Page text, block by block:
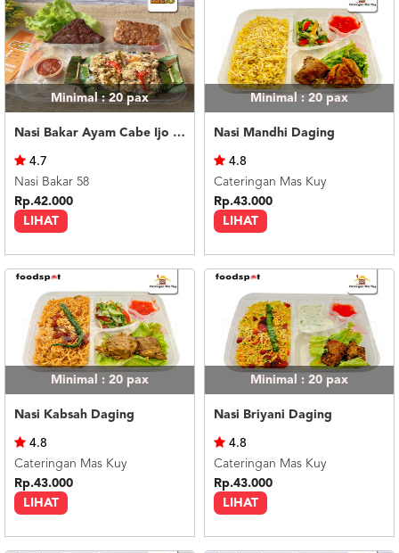
Minimal : 20pax
Nasi Bakar Ayam Cabe Ijo + Tahu Tempe
LIHAT
4.7
Nasi Bakar 58
Rp.42.000
Minimal : 20pax
Nasi Mandhi Daging
LIHAT
4.8
Cateringan Mas Kuy
Rp.43.000
Minimal : 20 pax
Nasi Kabsah Daging
LIHAT
4.8
Cateringan Mas Kuy
Rp.43.000
Minimal : 20 pax
Nasi Briyani Daging
LIHAT
4.8
Cateringan Mas Kuy
Rp.43.000